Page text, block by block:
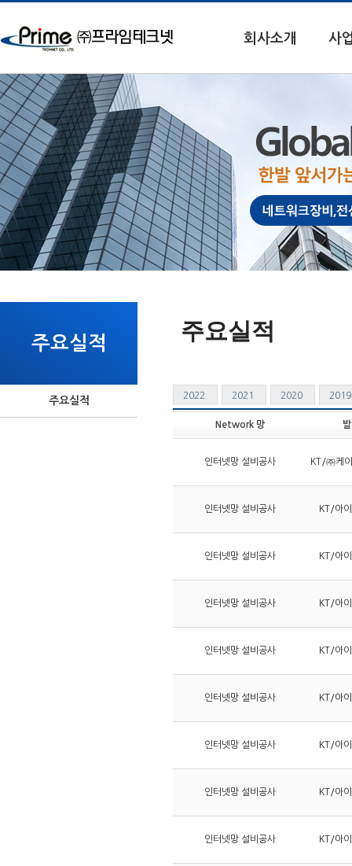
회사소개 사
주요실적
주요실적
주요실적
2022 2021 2020
Network 망
인터넷망 설비공사 KT/㈜케
인터넷망 설비공사 KT/아
인터넷망 설비공사 KT/아
인터넷망 설비공사 KT/아
인터넷망 설비공사 KT/아
인터넷망 설비공사 KT/아
인터넷망 설비공사 KT/아
인터넷망 설비공사 KT/아
인터넷망 설비공사 KT/아